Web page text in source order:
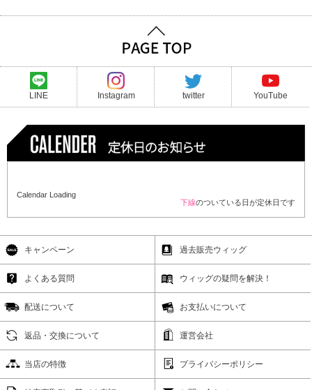
LINE Instagram twitter YouTube
Calendar Loading
下線のついている日が定休日です
キャンペーン 過去販売ウィッグ
よくある質問 ウィッグの疑問を解決！
配送について お支払いについて
返品・交換について 運営会社
当店の特徴 プライバシーポリシー